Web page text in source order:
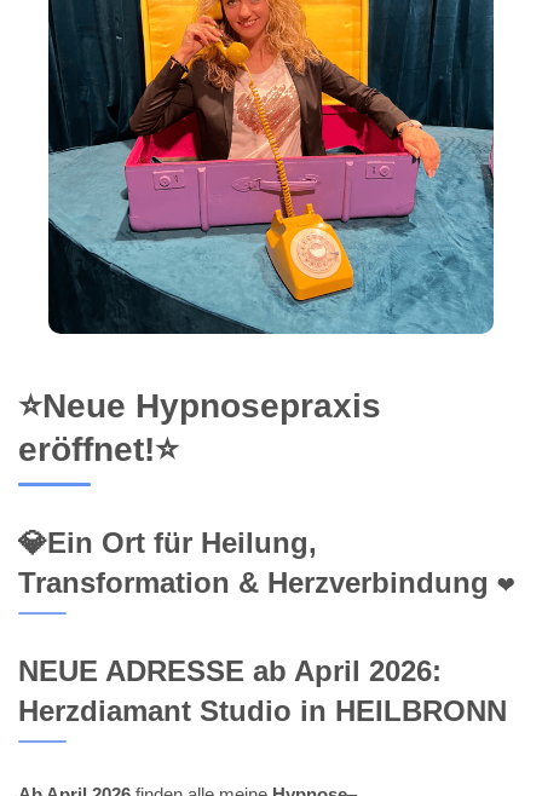
⭐Neue Hypnosepraxis
eröffnet!⭐
💎Ein Ort für Heilung,
Transformation & Herzverbindung ❤️
NEUE ADRESSE ab April 2026:
Herzdiamant Studio in HEILBRONN